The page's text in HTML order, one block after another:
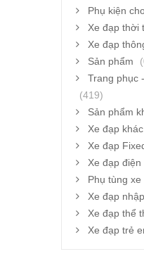
Phụ kiện
Xe đạp thời
Xe đạp
Sản phẩm
Trang phục
(419)
Sản phẩm
Xe đạp khác
Xe đạp
Xe đạp điện
Phụ tùng xe
Xe đạp
Xe đạp thể
Xe đạp trẻ